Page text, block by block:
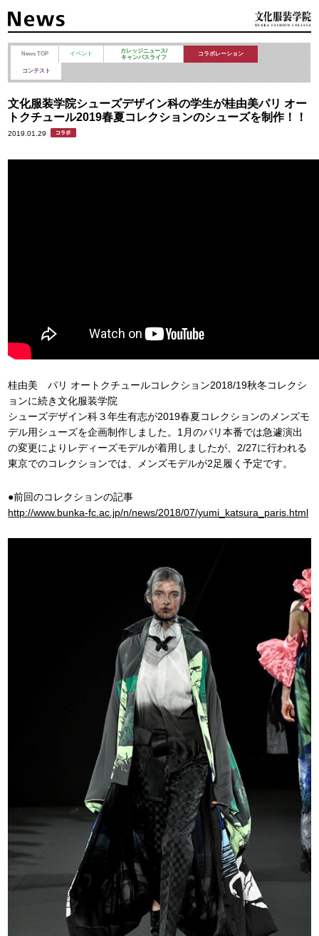
News TOP イベント
カレッジニュース/
キャンパスライフ
コラボレーション
コンテスト
文化服装学院シューズデザイン科の学生が桂由美パリ オー
トクチュール2019春夏コレクションのシューズを制作！！
2019.01.29
桂由美 パリ オートクチュールコレクション2018/19秋冬コレクシ
ョンに続き文化服装学院
シューズデザイン科３年生有志が2019春夏コレクションのメンズモ
デル用シューズを企画制作しました。1月のパリ本番では急遽演出
の変更によりレディーズモデルが着用しましたが、2/27に行われる
東京でのコレクションでは、メンズモデルが2足履く予定です。
●前回のコレクションの記事
http://www.bunka-fc.ac.jp/n/news/2018/07/yumi_katsura_paris.html